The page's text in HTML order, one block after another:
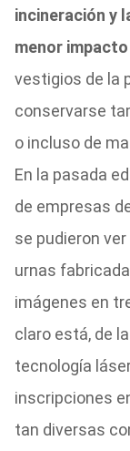
incineración y
menor
vestigios de la
conservarse
o incluso de
En la pasada
de empresas
se pudieron
urnas
imágenes en
claro está, de
tecnología
inscripciones
tan diversas